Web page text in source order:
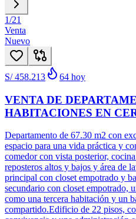
1/21
Venta
Nuevo
S/ 458.213 64 hoy
VENTA DE
HABITACIONES EN
Departamento de 67.30 m2 con
espacio para una vida práctica y
comedor con vista posterior,
reposteros altos y bajos y área de
principal con closet empotrado y
secundario con closet empotrado,
como una tercera habitación y un
compartido.Edificio de 22 pisos,